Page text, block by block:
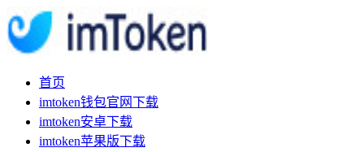
首页
imtoken钱包官网下载
imtoken安卓下载
imtoken苹果版下载